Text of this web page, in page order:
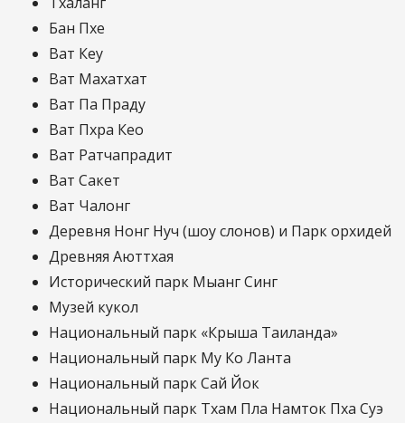
Бан Пхе
Ват Кеу
Ват Махатхат
Ват Па Праду
Ват Пхра Кео
Ват Ратчапрадит
Ват Сакет
Ват Чалонг
Деревня Нонг Нуч (шоу слонов) и Парк орхидей
Древняя Аюттхая
Исторический парк Мыанг Синг
Музей кукол
Национальный парк «Крыша Таиланда»
Национальный парк Му Ко Ланта
Национальный парк Сай Йок
Национальный парк Тхам Пла Намток Пха Суэ